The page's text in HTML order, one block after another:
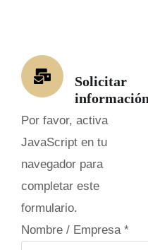
Solicitar
información
Por favor, activa
JavaScript en tu
navegador para
completar este
formulario.
Nombre / Empresa *